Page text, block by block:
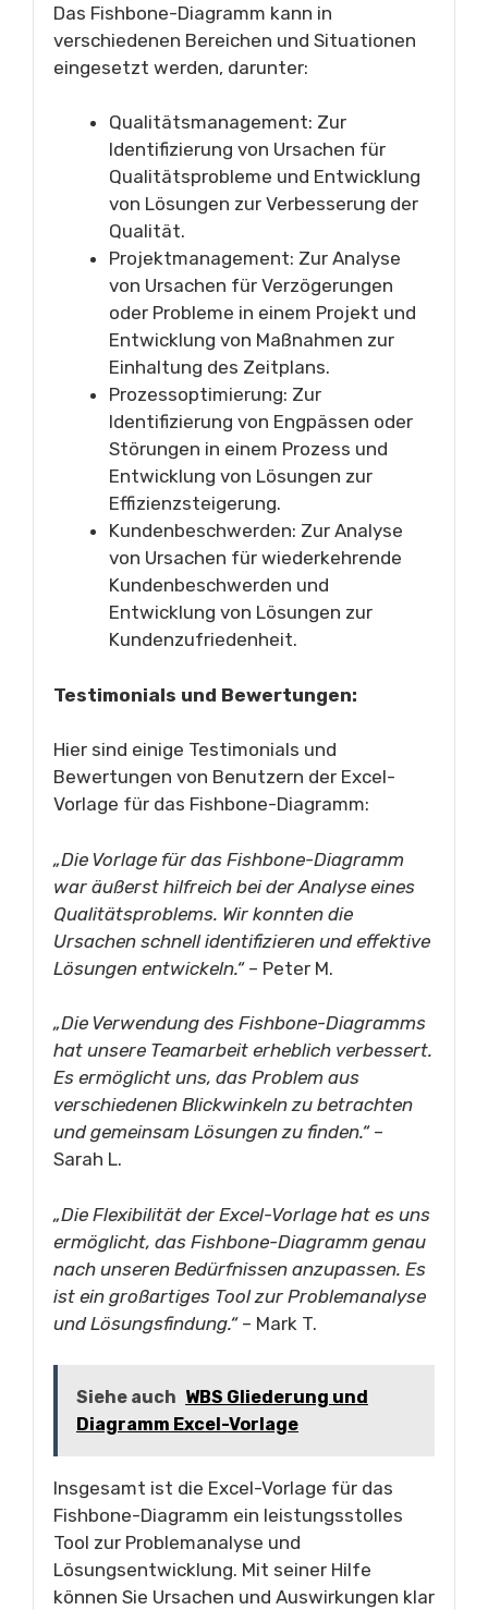
Das Fishbone-Diagramm kann in
verschiedenen Bereichen und Situationen
eingesetzt werden, darunter:
Qualitätsmanagement: Zur
Identifizierung von Ursachen für
Qualitätsprobleme und Entwicklung
von Lösungen zur Verbesserung der
Qualität.
Projektmanagement: Zur Analyse
von Ursachen für Verzögerungen
oder Probleme in einem Projekt und
Entwicklung von Maßnahmen zur
Einhaltung des Zeitplans.
Prozessoptimierung: Zur
Identifizierung von Engpässen oder
Störungen in einem Prozess und
Entwicklung von Lösungen zur
Effizienzsteigerung.
Kundenbeschwerden: Zur Analyse
von Ursachen für wiederkehrende
Kundenbeschwerden und
Entwicklung von Lösungen zur
Kundenzufriedenheit.
Testimonials und Bewertungen:
Hier sind einige Testimonials und
Bewertungen von Benutzern der Excel-
Vorlage für das Fishbone-Diagramm:
„Die Vorlage für das Fishbone-Diagramm
war äußerst hilfreich bei der Analyse eines
Qualitätsproblems. Wir konnten die
Ursachen schnell identifizieren und effektive
Lösungen entwickeln.“– Peter M.
„Die Verwendung des Fishbone-Diagramms
hat unsere Teamarbeit erheblich verbessert.
Es ermöglicht uns, das Problem aus
verschiedenen Blickwinkeln zu betrachten
und gemeinsam Lösungen zu finden.“–
Sarah L.
„Die Flexibilität der Excel-Vorlage hat es uns
ermöglicht, das Fishbone-Diagramm genau
nach unseren Bedürfnissen anzupassen. Es
ist ein großartiges Tool zur Problemanalyse
und Lösungsfindung.“– Mark T.
Siehe auch WBS Gliederung und
Diagramm Excel-Vorlage
Insgesamt ist die Excel-Vorlage für das
Fishbone-Diagramm ein leistungsstolles
Tool zur Problemanalyse und
Lösungsentwicklung. Mit seiner Hilfe
können Sie Ursachen und Auswirkungen klar